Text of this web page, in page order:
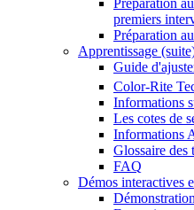
Préparation
premiers
Préparation
Apprentissage
Guide
Color-Rite
Informations
Les cotes de
Informations
Glossaire des
FAQ
Démos interactives